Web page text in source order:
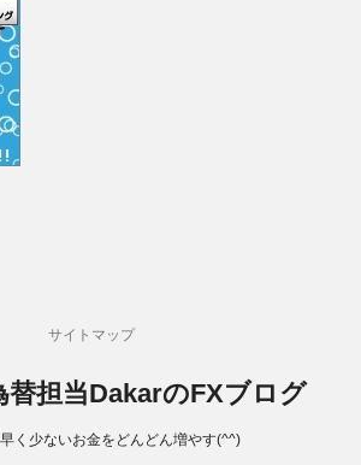
サイトマップ
替担当DakarのFXブログ
く少ないお金をどんどん増やす(^^)